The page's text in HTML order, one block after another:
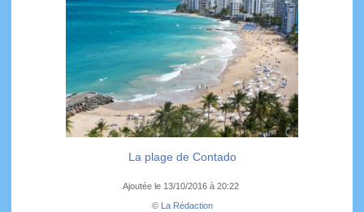
La plage de Contado
Ajoutée le 13/10/2016 à 20:22
©
La Rédaction